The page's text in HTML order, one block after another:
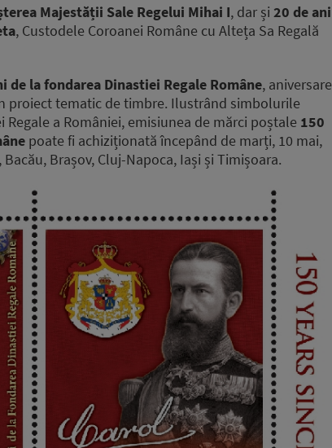
Majestății Sale Regelui Mihai I, dar și 20 de ani
, Custodele Coroanei Române cu Alteța Sa Regală
de la fondarea Dinastiei Regale Române, aniversare
proiect tematic de timbre. Ilustrând simbolurile
a României, emisiunea de mărci poștale 150
poate fi achiziționată începând de marți, 10 mai,
Brașov, Cluj-Napoca, Iași și Timișoara.